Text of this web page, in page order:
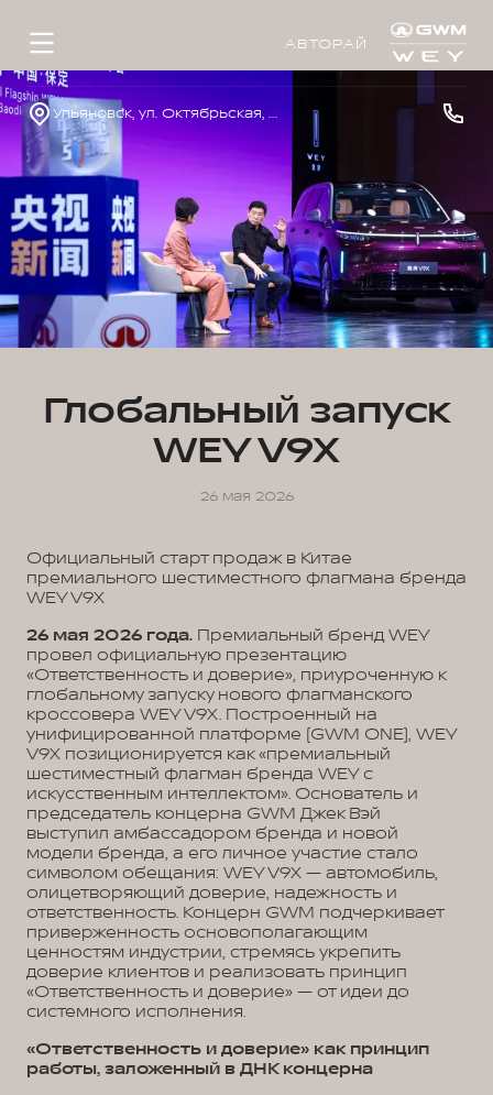
АВТОРАЙ
Ульяновск, ул. Октябрьская, д. 22л
Глобальный запуск
WEY V9X
26 мая 2026
Официальный старт продаж в Китае
премиального шестиместного флагмана бренда
WEY V9X
26 мая 2026 года. Премиальный бренд WEY
провел официальную презентацию
«Ответственность и доверие», приуроченную к
глобальному запуску нового флагманского
кроссовера WEY V9X. Построенный на
унифицированной платформе (GWM ONE), WEY
V9X позиционируется как «премиальный
шестиместный флагман бренда WEY с
искусственным интеллектом». Основатель и
председатель концерна GWM Джек Вэй
выступил амбассадором бренда и новой
модели бренда, а его личное участие стало
символом обещания: WEY V9X — автомобиль,
олицетворяющий доверие, надежность и
ответственность. Концерн GWM подчеркивает
приверженность основополагающим
ценностям индустрии, стремясь укрепить
доверие клиентов и реализовать принцип
«Ответственность и доверие» — от идеи до
системного исполнения.
«Ответственность и доверие» как принцип
работы, заложенный в ДНК концерна